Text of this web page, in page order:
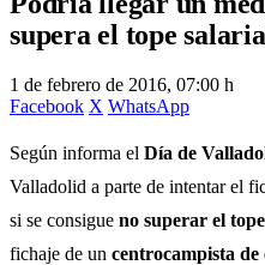
supera el tope
1 de febrero de 2016, 07:00 h
Facebook X WhatsApp
Según informa el Día de
Valladolid a parte de intentar el
si se consigue no superar el
fichaje de un centrocampista de